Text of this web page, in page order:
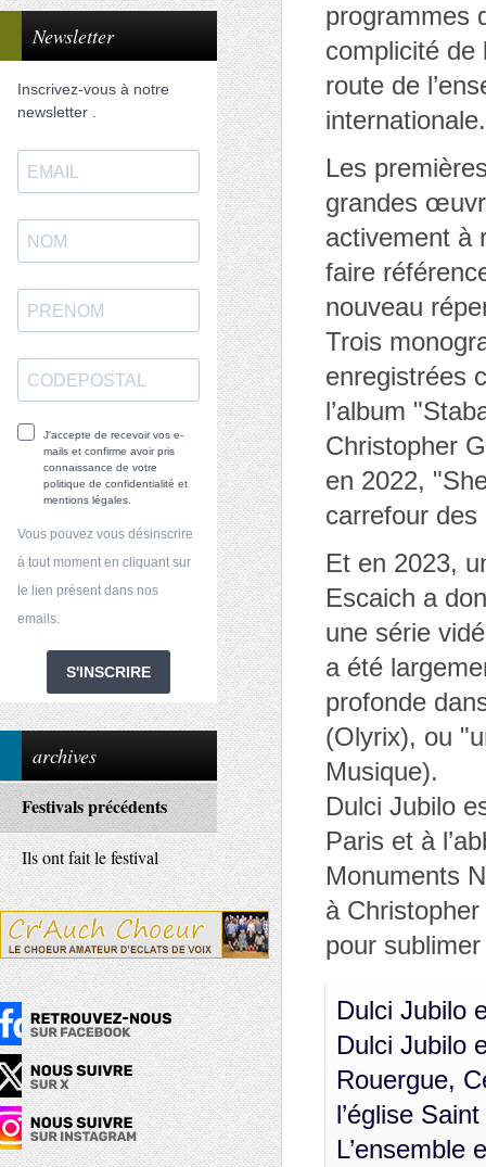
Newsletter
Inscrivez-vous à notre
newsletter .
J'accepte de recevoir vos e-
mails et confirme avoir pris
connaissance de votre
politique de confidentialité et
mentions légales.
Vous pouvez vous désinscrire
à tout moment en cliquant sur
le lien présent dans nos
emails.
S'INSCRIRE
archives
Festivals précédents
Ils ont fait le festival
programmes
complicité de
route de
internationale.
Les
grandes
activement à
faire
nouveau
Trois
enregistrées
l’album
Christopher
en 2022,
carrefour
Et en 2023,
Escaich a
une série
a été
profonde
(Olyrix), ou
Musique).
Dulci Jubilo
Paris et à
Monuments
à
pour
Dulci Jubilo
Dulci Jubilo
Rouergue,
l’église
L’ensemble